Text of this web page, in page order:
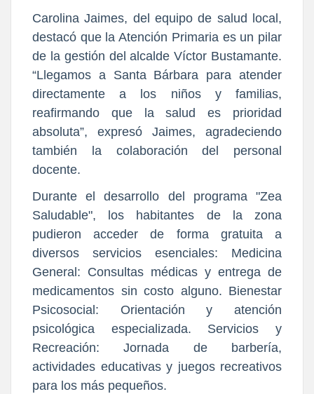
Carolina Jaimes, del equipo de salud local,
destacó que la Atención Primaria es un pilar
de la gestión del alcalde Víctor Bustamante.
“Llegamos a Santa Bárbara para atender
directamente a los niños y familias,
reafirmando que la salud es prioridad
absoluta”, expresó Jaimes, agradeciendo
también la colaboración del personal
docente.
Durante el desarrollo del programa "Zea
Saludable", los habitantes de la zona
pudieron acceder de forma gratuita a
diversos servicios esenciales: Medicina
General: Consultas médicas y entrega de
medicamentos sin costo alguno. Bienestar
Psicosocial: Orientación y atención
psicológica especializada. Servicios y
Recreación: Jornada de barbería,
actividades educativas y juegos recreativos
para los más pequeños.